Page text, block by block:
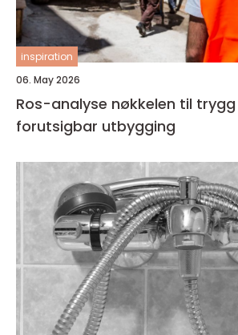
inspiration
06. May 2026
Ros-analyse nøkkelen til trygg og
forutsigbar utbygging